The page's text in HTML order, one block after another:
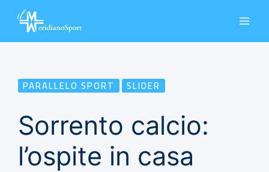
PARALLELO SPORT SLIDER
Sorrento calcio:
l’ospite in casa